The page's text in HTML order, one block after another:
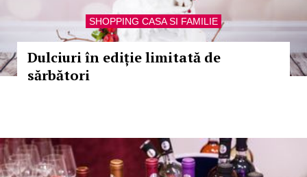
SHOPPING CASA SI FAMILIE
Dulciuri în ediție limitată de
sărbători